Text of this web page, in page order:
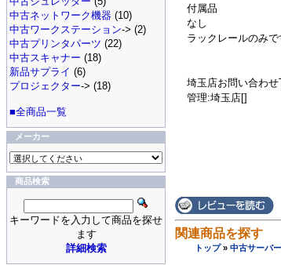
付属品
なし
ラックレールのみで
埼玉店お問い合わ
管理:埼玉店[]
関連商品を探す
トップ» 中古サーバ
中古ネットワーク機器 (10)
中古ワークステーション-> (2)
中古プリンタパーツ (22)
中古スキャナー (18)
新品サプライ (6)
プロジェクター-> (18)
■全商品一覧
メーカー
商品検索
キーワードを入力して商品を探せ
ます
詳細検索